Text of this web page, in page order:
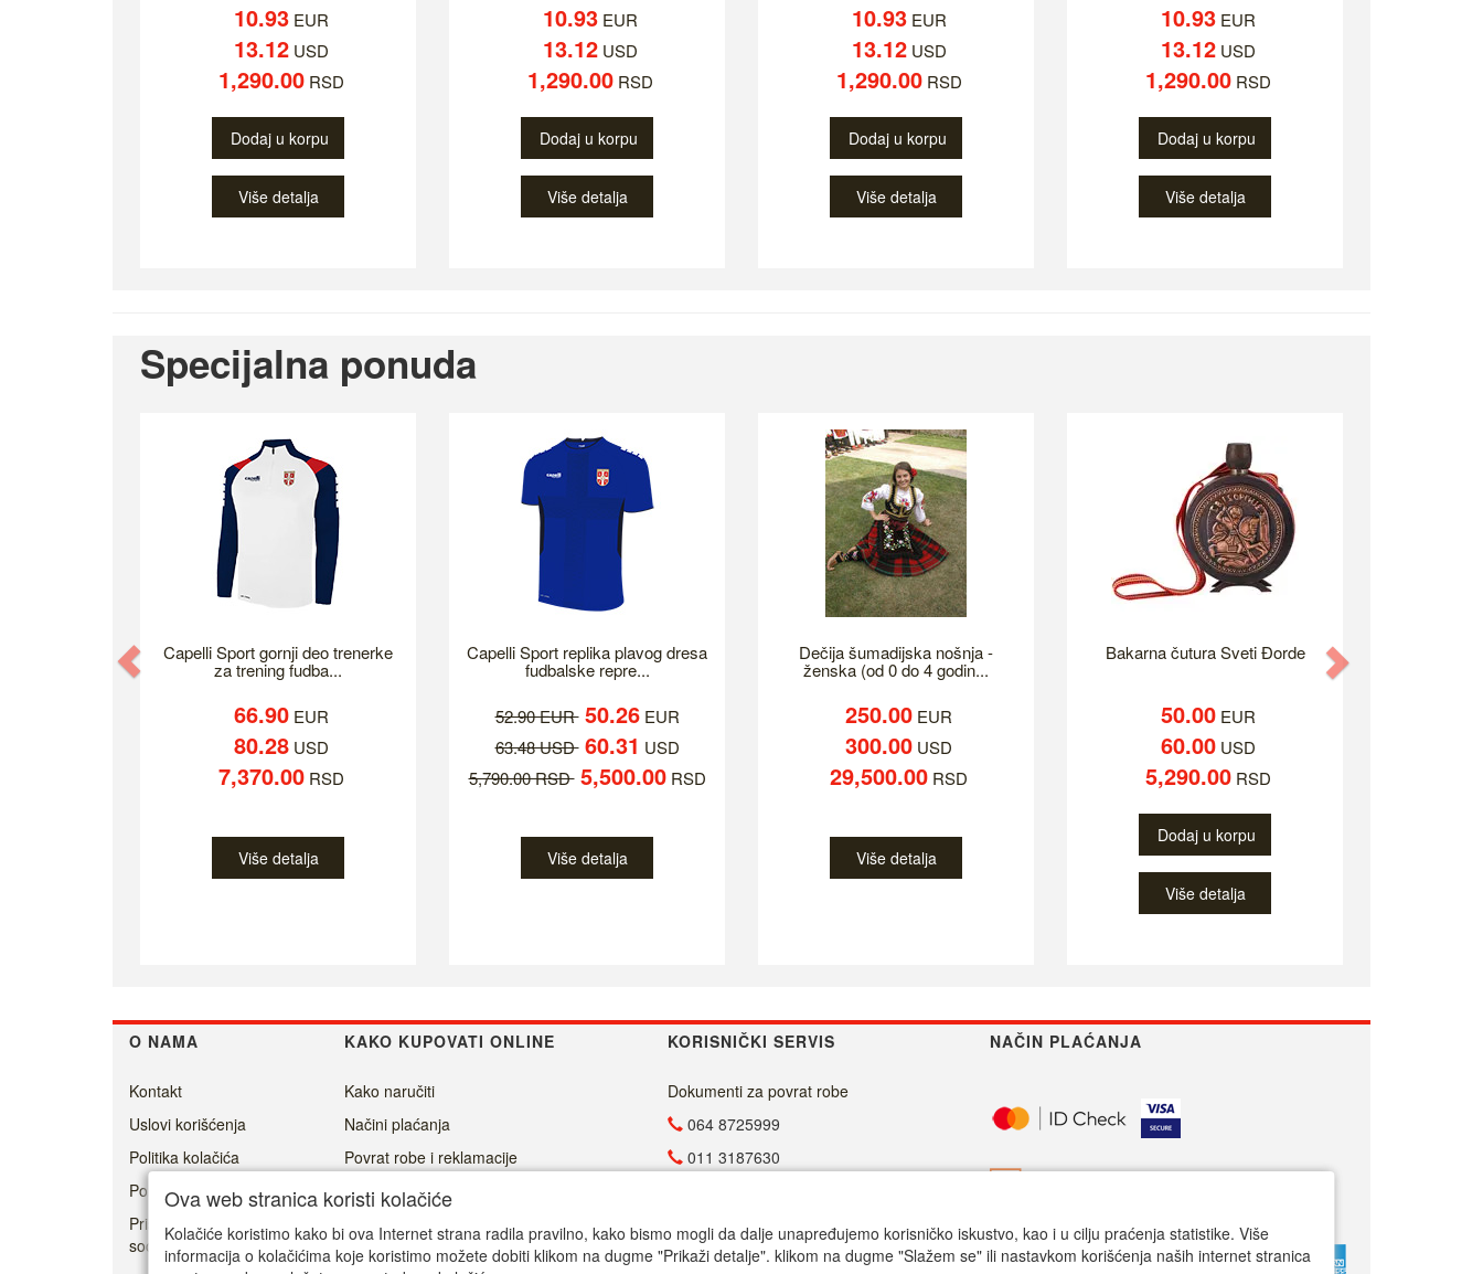
10.93EUR
13.12USD
1,290.00RSD
Dodaj u korpu
Više detalja
10.93EUR
13.12USD
1,290.00RSD
Dodaj u korpu
Više detalja
10.93EUR
13.12USD
1,290.00RSD
Dodaj u korpu
Više detalja
10.93EUR
13.12USD
1,290.00RSD
Dodaj u korpu
Više detalja
Specijalna ponuda
Capelli Sport gornji deo trenerke
za trening fudba...
66.90EUR
80.28USD
7,370.00RSD
Više detalja
Capelli Sport replika plavog dresa
fudbalske repre...
52.90 EUR 50.26EUR
63.48 USD 60.31 USD
5,790.00 RSD 5,500.00RSD
Više detalja
Dečija šumadijska nošnja -
ženska (od 0 do 4 godin...
250.00 EUR
300.00 USD
29,500.00 RSD
Više detalja
Bakarna čutura Sveti Đorde
50.00EUR
60.00USD
5,290.00RSD
Dodaj u korpu
Više detalja
Previous
O NAMA KAKO KUPOVATI ONLINE KORISNIČKI SERVIS NAČIN PLAĆANJA
Kontakt
Uslovi korišćenja
Politika kolačića
Politika privatnosti
Prisoner's Dilemma -
social game
Kako naručiti
Načini plaćanja
Povrat robe i reklamacije
Isporuka
Dokumenti za povrat robe
064 8725999
011 3187630
info@malasrpskaprodavnica.com
Radno vreme
Ova web stranica koristi kolačiće
Kolačiće koristimo kako bi ova Internet strana radila pravilno, kako bismo mogli da dalje unapređujemo korisničko iskustvo, kao i u cilju praćenja statistike. Više
informacija o kolačićima koje koristimo možete dobiti klikom na dugme "Prikaži detalje". klikom na dugme "Slažem se" ili nastavkom korišćenja naših internet stranica